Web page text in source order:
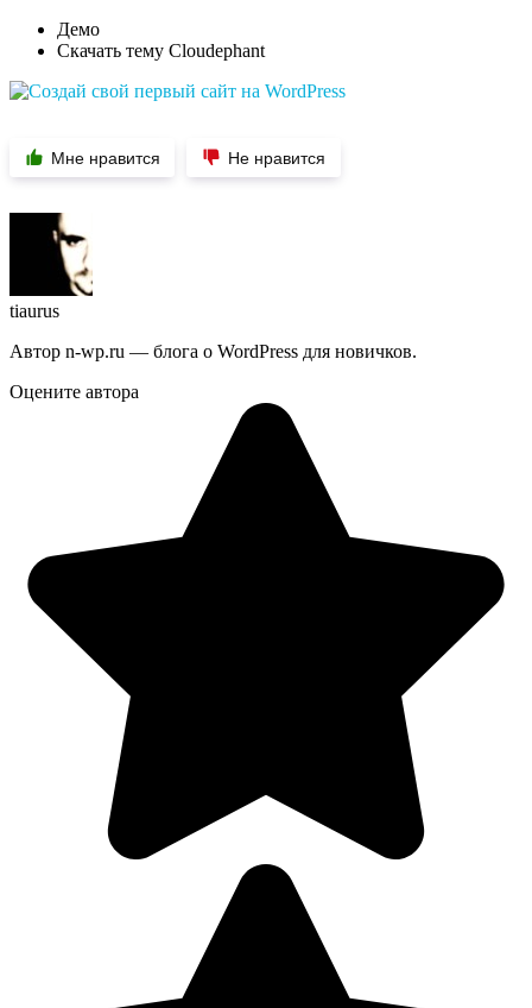
Демо
Скачать тему Cloudephant
Мне нравится Не нравится
tiaurus
Автор n-wp.ru — блога о WordPress для новичков.
Оцените автора